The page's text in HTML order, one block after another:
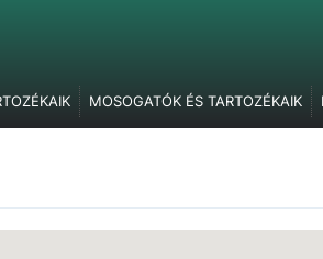
MOSOGATÓK ÉS TARTOZÉKAIK
BÚTORVILÁGÍTÁS FOGANTYÚK,